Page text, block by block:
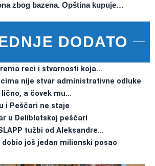
zbog bazena. Opština kupuje…
DODATO
reci i stvarnosti koja…
nije stvar administrativne odluke
lično, a čovek mu…
i Peščari ne staje
u Deliblatskoj peščari
tužbi od Aleksandre…
dobio još jedan milionski posao